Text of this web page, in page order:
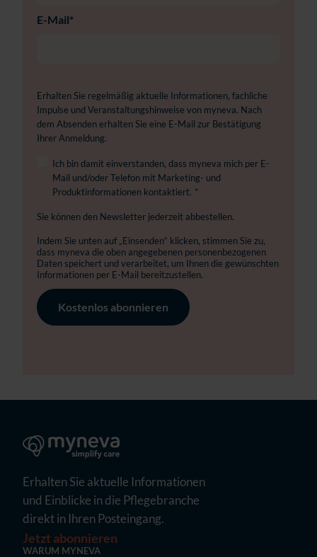
E-Mail*
Erhalten Sie regelmäßig aktuelle Informationen, fachliche
Impulse und Veranstaltungshinweise von myneva. Nach
dem Absenden erhalten Sie eine E-Mail zur Bestätigung
Ihrer Anmeldung.
Ich bin damit einverstanden, dass myneva mich per E-
Mail und/oder Telefon mit Marketing- und
Produktinformationen kontaktiert. *
Sie können den Newsletter jederzeit abbestellen.
Indem Sie unten auf „Einsenden“ klicken, stimmen Sie zu,
dass myneva die oben angegebenen personenbezogenen
Daten speichert und verarbeitet, um Ihnen die gewünschten
Informationen per E-Mail bereitzustellen.
Erhalten Sie aktuelle Informationen
und Einblicke in die Pflegebranche
direkt in Ihren Posteingang.
Jetzt abonnieren
WARUM MYNEVA